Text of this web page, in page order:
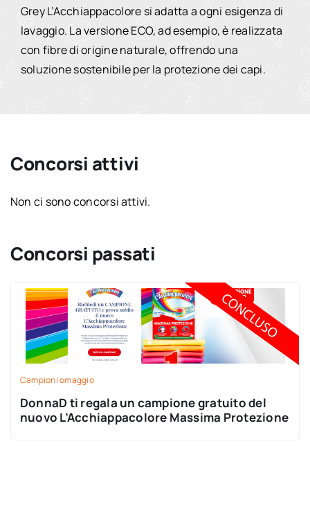
Grey L’Acchiappacolore si adatta a ogni esigenza di
lavaggio. La versione ECO, ad esempio, è realizzata
con fibre di origine naturale, offrendo una
soluzione sostenibile per la protezione dei capi.
Concorsi attivi
Non ci sono concorsi attivi.
Concorsi passati
Campioni omaggio
DonnaD ti regala un campione gratuito del
nuovo L’Acchiappacolore Massima Protezione